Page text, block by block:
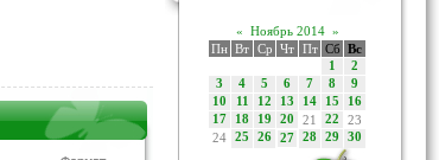
« Ноябрь 2014 »
Пн Вт Ср Чт Пт Сб Вс
1
2
3
4 5 6 7 8
9
10
11 12 13 14 15
16
17
18 19 20 21 22
23
24
25 26 27 28 29 30